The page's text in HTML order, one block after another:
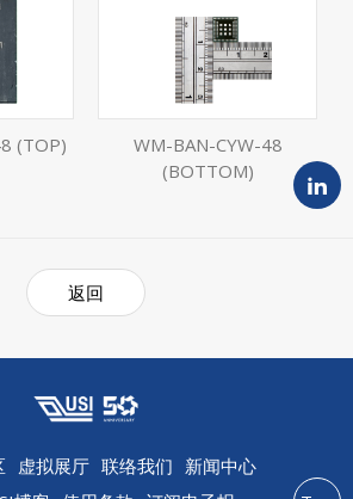
(TOP)
WM-BAN-CYW-48
(BOTTOM)
返回
虚拟展厅 联络我们 新闻中心